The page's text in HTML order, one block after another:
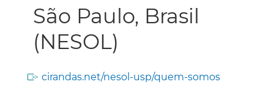
São Paulo, Brasil
(NESOL)
cirandas.net/nesol-usp/quem-somos